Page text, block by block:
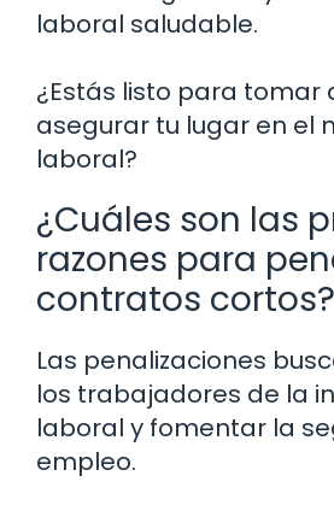
laboral saludable.
¿Estás listo para tomar
asegurar tu lugar en el
laboral?
¿Cuáles son las
razones para
contratos cortos?
Las penalizaciones
los trabajadores de la
laboral y fomentar la
empleo.